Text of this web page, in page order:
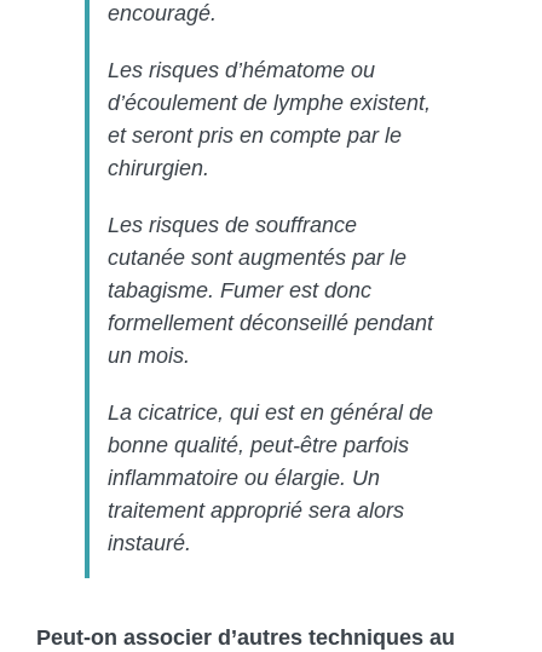
encouragé.
Les risques d’hématome ou
d’écoulement de lymphe existent,
et seront pris en compte par le
chirurgien.
Les risques de souffrance
cutanée sont augmentés par le
tabagisme. Fumer est donc
formellement déconseillé pendant
un mois.
La cicatrice, qui est en général de
bonne qualité, peut-être parfois
inflammatoire ou élargie. Un
traitement approprié sera alors
instauré.
Peut-on associer d’autres techniques au